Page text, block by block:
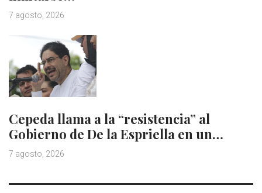
7 agosto, 2026
Cepeda llama a la “resistencia” al
Gobierno de De la Espriella en un…
7 agosto, 2026